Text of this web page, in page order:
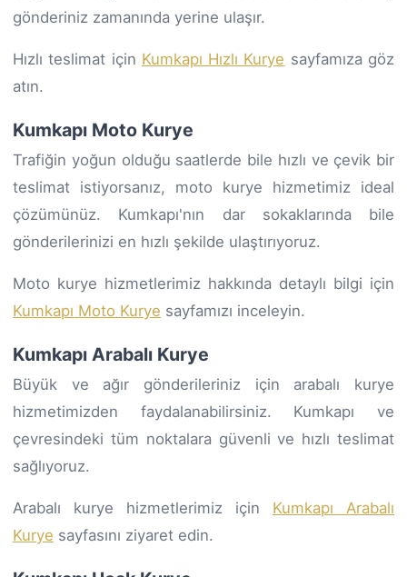
gönderiniz zamanında yerine ulaşır.
Hızlı teslimat için Kumkapı Hızlı Kurye sayfamıza göz
atın.
Kumkapı Moto Kurye
Trafiğin yoğun olduğu saatlerde bile hızlı ve çevik bir
teslimat istiyorsanız, moto kurye hizmetimiz ideal
çözümünüz. Kumkapı'nın dar sokaklarında bile
gönderilerinizi en hızlı şekilde ulaştırıyoruz.
Moto kurye hizmetlerimiz hakkında detaylı bilgi için
Kumkapı Moto Kurye sayfamızı inceleyin.
Kumkapı Arabalı Kurye
Büyük ve ağır gönderileriniz için arabalı kurye
hizmetimizden faydalanabilirsiniz. Kumkapı ve
çevresindeki tüm noktalara güvenli ve hızlı teslimat
sağlıyoruz.
Arabalı kurye hizmetlerimiz için Kumkapı Arabalı
Kurye sayfasını ziyaret edin.